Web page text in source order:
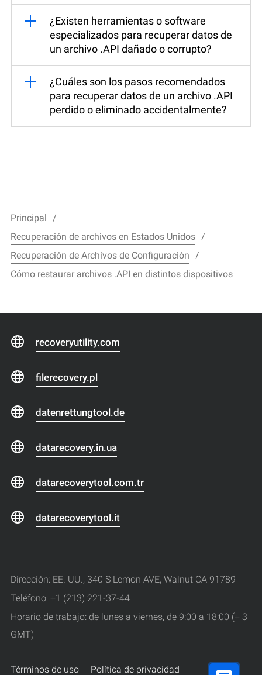
¿Existen herramientas o software
especializados para recuperar datos de
un archivo .API dañado o corrupto?
¿Cuáles son los pasos recomendados
para recuperar datos de un archivo .API
perdido o eliminado accidentalmente?
Principal
Recuperación de archivos en Estados Unidos
Recuperación de Archivos de Configuración
Cómo restaurar archivos .API en distintos dispositivos
recoveryutility.com
filerecovery.pl
datenrettungtool.de
datarecovery.in.ua
datarecoverytool.com.tr
datarecoverytool.it
Dirección: EE. UU., 340 S Lemon AVE, Walnut CA 91789
Teléfono: +1 (213) 221-37-44
Horario de trabajo: de lunes a viernes, de 9:00 a 18:00 (+ 3
GMT)
Términos de uso Política de privacidad